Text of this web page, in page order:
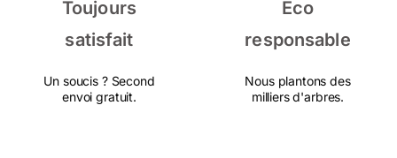
Toujours
satisfait
Un soucis ? Second
envoi gratuit.
Eco
responsable
Nous plantons des
milliers d'arbres.